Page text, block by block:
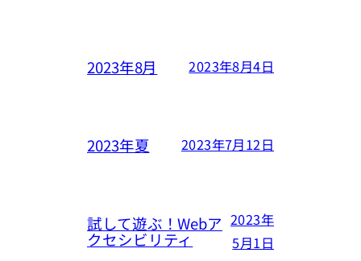
2023年8月 2023年8月4日
2023年夏 2023年7月12日
試して遊ぶ！Webア
クセシビリティ
2023年
5月1日